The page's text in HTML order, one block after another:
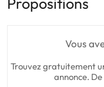
Vous
Trouvez gratuitement
annonce.